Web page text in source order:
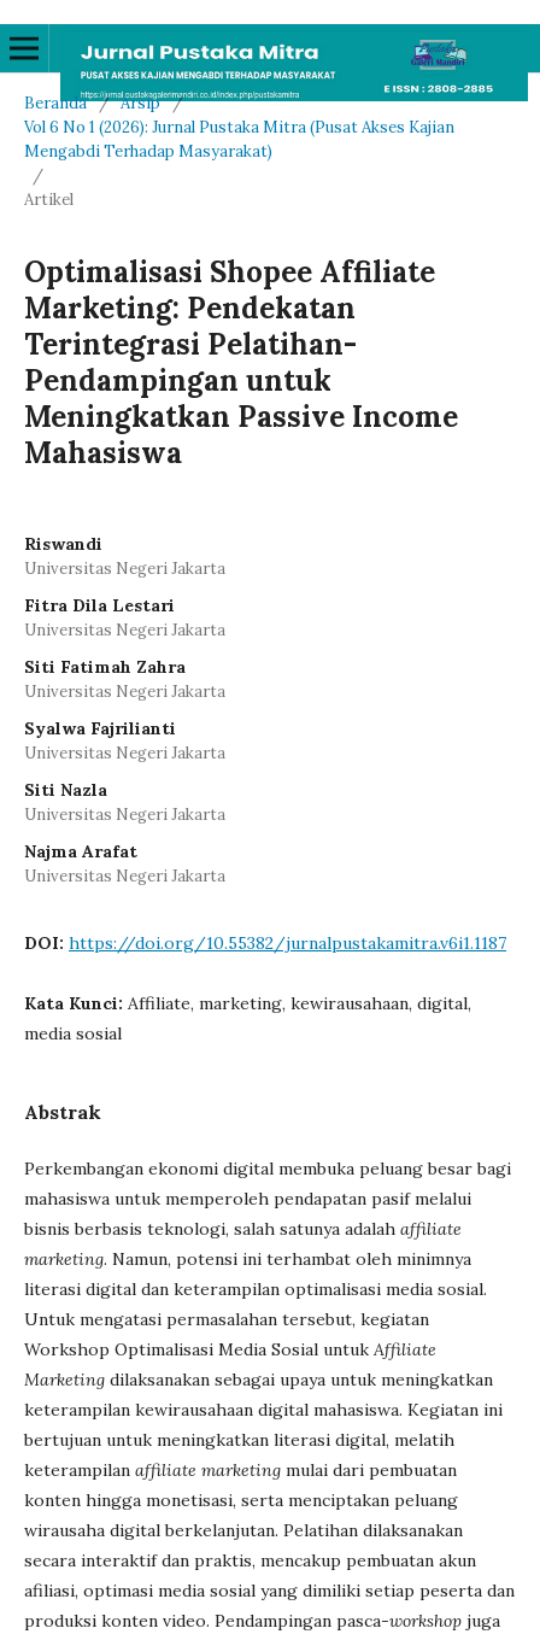
Beranda / Arsip /
Vol 6 No 1 (2026): Jurnal Pustaka Mitra (Pusat Akses Kajian
Mengabdi Terhadap Masyarakat)
/
Artikel
Optimalisasi Shopee Affiliate
Marketing: Pendekatan
Terintegrasi Pelatihan-
Pendampingan untuk
Meningkatkan Passive Income
Mahasiswa
Riswandi
Universitas Negeri Jakarta
Fitra Dila Lestari
Universitas Negeri Jakarta
Siti Fatimah Zahra
Universitas Negeri Jakarta
Syalwa Fajrilianti
Universitas Negeri Jakarta
Siti Nazla
Universitas Negeri Jakarta
Najma Arafat
Universitas Negeri Jakarta
DOI: https://doi.org/10.55382/jurnalpustakamitra.v6i1.1187
Kata Kunci: Affiliate, marketing, kewirausahaan, digital,
media sosial
Abstrak
Perkembangan ekonomi digital membuka peluang besar bagi
mahasiswa untuk memperoleh pendapatan pasif melalui
bisnis berbasis teknologi, salah satunya adalah affiliate
marketing. Namun, potensi ini terhambat oleh minimnya
literasi digital dan keterampilan optimalisasi media sosial.
Untuk mengatasi permasalahan tersebut, kegiatan
Workshop Optimalisasi Media Sosial untuk Affiliate
Marketing dilaksanakan sebagai upaya untuk meningkatkan
keterampilan kewirausahaan digital mahasiswa. Kegiatan ini
bertujuan untuk meningkatkan literasi digital, melatih
keterampilan affiliate marketing mulai dari pembuatan
konten hingga monetisasi, serta menciptakan peluang
wirausaha digital berkelanjutan. Pelatihan dilaksanakan
secara interaktif dan praktis, mencakup pembuatan akun
afiliasi, optimasi media sosial yang dimiliki setiap peserta dan
produksi konten video. Pendampingan pasca-workshop juga